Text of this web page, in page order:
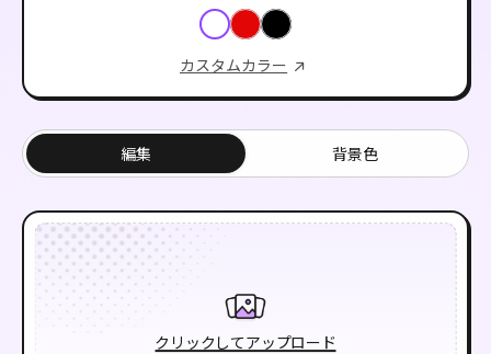
カスタムカラー
クリックしてアップロード
編集 背景色